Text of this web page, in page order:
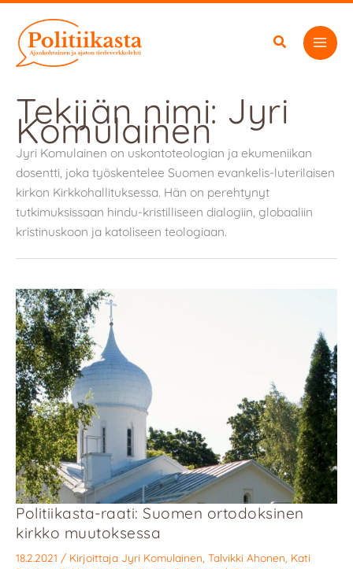
sisältöön
Tekijän nimi: Jyri
Komulainen
Jyri Komulainen on uskontoteologian ja ekumeniikan
dosentti, joka työskentelee Suomen evankelis-luterilaisen
kirkon Kirkkohallituksessa. Hän on perehtynyt
tutkimuksissaan hindu-kristilliseen dialogiin, globaaliin
kristinuskoon ja katoliseen teologiaan.
Politiikasta-raati: Suomen ortodoksinen
kirkko muutoksessa
18.2.2021 / Kirjoittaja Jyri Komulainen Talvikki Ahonen Kati